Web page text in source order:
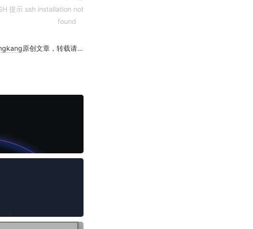
提示 ssh installation not
found
原创文章，转载请注明出处！